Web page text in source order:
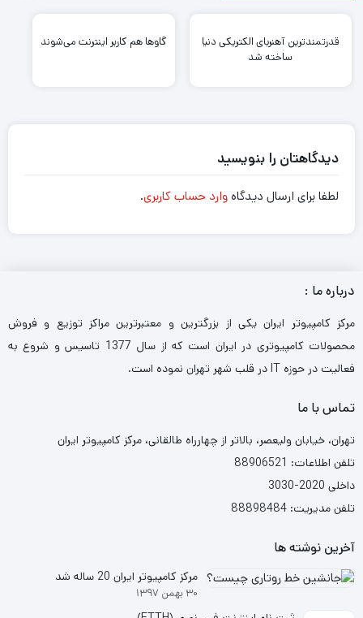
قدرتمندترین آهنربای الکتریکی دنیا
ساخته شد
گاوها هم کاربر اینترنت می‌شوند
دیدگاهتان را بنویسید
لطفا برای ارسال دیدگاهوارد حساب کاربری.
درباره ما :
مرکز کامپیوتر ایران یکی از بزرگترین و معتبرترین مراکز توزیع و فروش
محصولات کامپیوتری در ایران است که از سال 1377 تاسیس و شروع به
فعالیت در حوزه IT در قلب شهر تهران نموده است.
تماس با ما
تهران، خیابان ولیعصر، بالاتر از چهارراه طالقانی، مرکز کامپیوتر ایران
تلفن اطلاعات: 88906521
داخلی 2020-3030
تلفن مدیریت: 88898484
آخرین نوشته ها
مرکز کامپیوتر ایران 20 ساله شد
۳۰ بهمن ۱۳۹۷